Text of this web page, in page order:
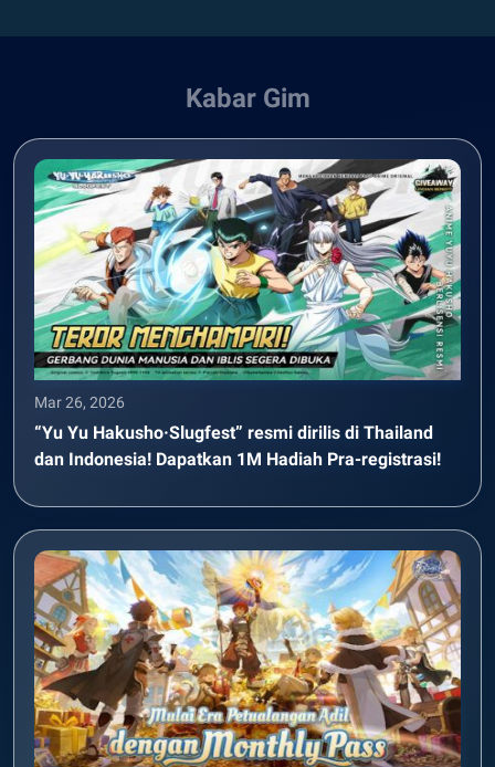
Kabar Gim
Mar 26, 2026
“Yu Yu Hakusho·Slugfest” resmi dirilis di Thailand
dan Indonesia! Dapatkan 1M Hadiah Pra-registrasi!